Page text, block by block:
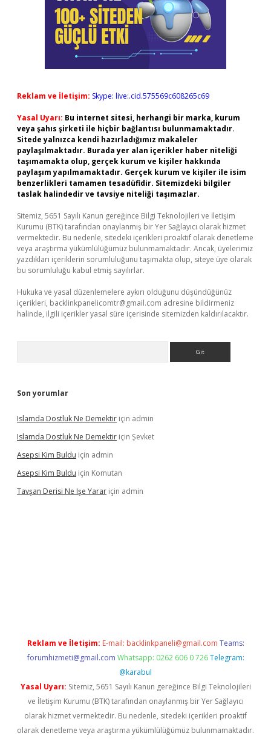
Reklam ve İletişim: Skype: live:.cid.575569c608265c69
Yasal Uyarı: Bu internet sitesi, herhangi bir marka, kurum
veya şahıs şirketi ile hiçbir bağlantısı bulunmamaktadır.
Sitede yalnızca kendi hazırladığımız makaleler
paylaşılmaktadır. Burada yer alan içerikler haber niteliği
taşımamakta olup, gerçek kurum ve kişiler hakkında
paylaşım yapılmamaktadır. Gerçek kurum ve kişiler ile isim
benzerlikleri tamamen tesadüfidir. Sitemizdeki bilgiler
taslak halindedir ve tavsiye niteliği taşımazlar.
Sitemiz, 5651 Sayılı Kanun gereğince Bilgi Teknolojileri ve İletişim
Kurumu (BTK) tarafından onaylanmış bir Yer Sağlayıcı olarak hizmet
vermektedir. Bu nedenle, sitedeki içerikleri proaktif olarak denetleme
veya araştırma yükümlülüğümüz bulunmamaktadır. Ancak, üyelerimiz
yazdıkları içeriklerin sorumluluğunu taşımakta olup, siteye üye olarak
bu sorumluluğu kabul etmiş sayılırlar.
Hukuka ve yasal düzenlemelere aykırı olduğunu düşündüğünüz
içerikleri, backlinkpanelicomtr@gmail.com adresine bildirmeniz
halinde, ilgili içerikler yasal süre içerisinde sitemizden kaldırılacaktır.
Son yorumlar
Islamda Dostluk Ne Demektir için admin
Islamda Dostluk Ne Demektir için Şevket
Asepsi Kim Buldu için admin
Asepsi Kim Buldu için Komutan
Tavşan Derisi Ne Işe Yarar için admin
Reklam ve İletişim: E-mail: backlinkpaneli@gmail.com Teams:
forumhizmeti@gmail.com Whatsapp: 0262 606 0 726 Telegram:
@karabul
Yasal Uyarı: Sitemiz, 5651 Sayılı Kanun gereğince Bilgi Teknolojileri
ve İletişim Kurumu (BTK) tarafından onaylanmış bir Yer Sağlayıcı
olarak hizmet vermektedir. Bu nedenle, sitedeki içerikleri proaktif
olarak denetleme veya araştırma yükümlülüğümüz bulunmamaktadır.